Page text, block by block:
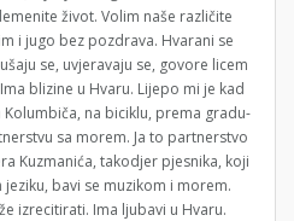
život. Volim naše različite
i jugo bez pozdrava. Hvarani se
se, uvjeravaju se, govore licem
blizine u Hvaru. Lijepo mi je kad
na biciklu, prema gradu-
sa morem. Ja to partnerstvo
Kuzmanića, takodjer pjesnika, koji
bavi se muzikom i morem.
izrecitirati. Ima ljubavi u Hvaru.